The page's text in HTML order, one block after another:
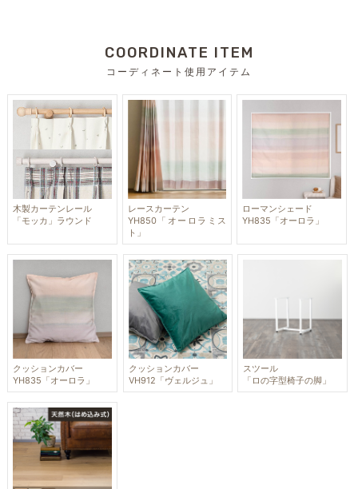
COORDINATE ITEM
コーディネート使用アイテム
木製カーテンレール
「モッカ」ラウンド
レースカーテン
YH850「オーロラミス
ト」
ローマンシェード
YH835「オーロラ」
クッションカバー
YH835「オーロラ」
クッションカバー
VH912「ヴェルジュ」
スツール
「ロの字型椅子の脚」